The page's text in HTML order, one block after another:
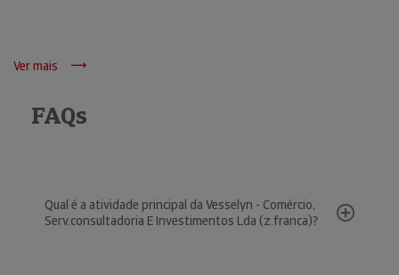
Ver mais
FAQs
Qual é a atividade principal da Vesselyn - Comércio,
Serv.consultadoria E Investimentos Lda (z.franca)?